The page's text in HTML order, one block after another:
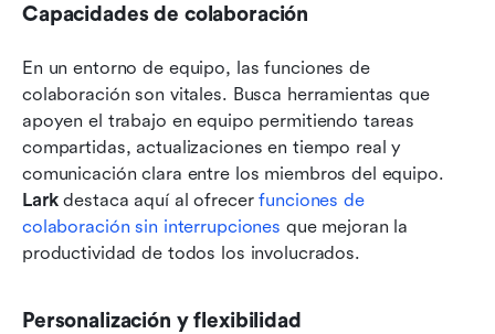
Capacidades de colaboración
En un entorno de equipo, las funciones de
colaboración son vitales. Busca herramientas que
apoyen el trabajo en equipo permitiendo tareas
compartidas, actualizaciones en tiempo real y
Lark destaca aquí al ofrecer funciones de
colaboración sin interrupciones que mejoran la
productividad de todos los involucrados.
Personalización y flexibilidad